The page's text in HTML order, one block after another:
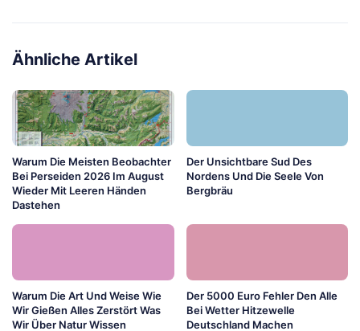
Ähnliche Artikel
Warum Die Meisten Beobachter
Bei Perseiden 2026 Im August
Wieder Mit Leeren Händen
Dastehen
Der Unsichtbare Sud Des
Nordens Und Die Seele Von
Bergbräu
Warum Die Art Und Weise Wie
Wir Gießen Alles Zerstört Was
Wir Über Natur Wissen
Der 5000 Euro Fehler Den Alle
Bei Wetter Hitzewelle
Deutschland Machen